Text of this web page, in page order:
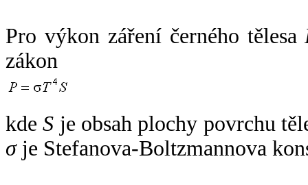
Pro výkon záření černého tělesa
zákon
kdeS je obsah plochy povrchu
σje Stefanova-Boltzmannova